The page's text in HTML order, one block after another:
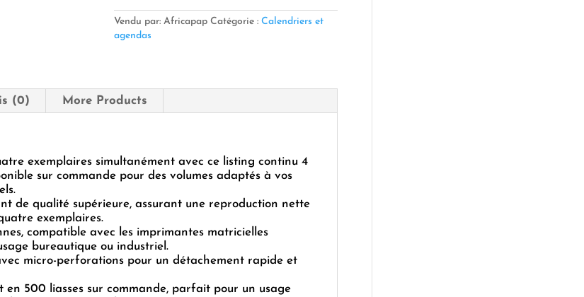
COL
SUR
Vendu par: Africapap Catégorie : Calendriers et
agendas
(0) More Products
exemplaires simultanément avec ce listing continu 4
sur commande pour des volumes adaptés à vos
de qualité supérieure, assurant une reproduction nette
exemplaires.
compatible avec les imprimantes matricielles
bureautique ou industriel.
micro-perforations pour un détachement rapide et
en 500 liasses sur commande, parfait pour un usage